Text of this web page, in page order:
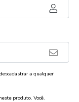
a qualquer
produto. Você,